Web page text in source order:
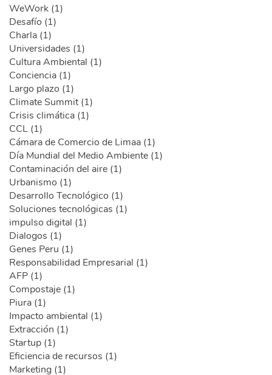
WeWork (1)
Desafío (1)
Charla (1)
Universidades (1)
Cultura Ambiental (1)
Conciencia (1)
Largo plazo (1)
Climate Summit (1)
Crisis climática (1)
CCL (1)
Cámara de Comercio de Limaa (1)
Día Mundial del Medio Ambiente (1)
Contaminación del aire (1)
Urbanismo (1)
Desarrollo Tecnológico (1)
Soluciones tecnológicas (1)
impulso digital (1)
Dialogos (1)
Genes Peru (1)
Responsabilidad Empresarial (1)
AFP (1)
Compostaje (1)
Piura (1)
Impacto ambiental (1)
Extracción (1)
Startup (1)
Eficiencia de recursos (1)
Marketing (1)